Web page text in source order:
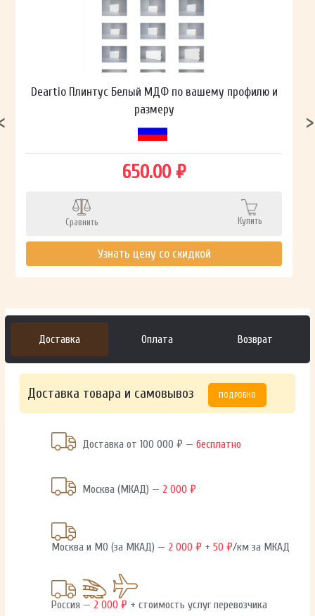
Deartio Плинтус Белый МДФ по вашему профилю и
размеру
650.00 ₽
Сравнить Купить
Узнать цену со скидкой
Доставка Оплата Возврат
Доставка товара и самовывоз ПОДРОБНО
Доставка от 100 000 ₽ —бесплатно
Москва (МКАД) — 2 000 ₽
Москва и МО (за МКАД) — 2 000 ₽ +50 ₽/км за МКАД
Россия — 2 000 ₽ + стоимость услуг перевозчика